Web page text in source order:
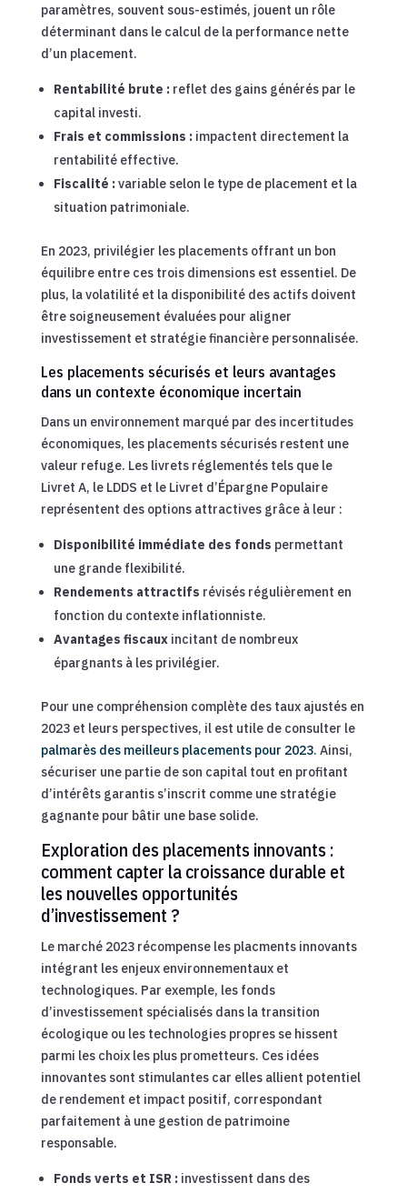
paramètres, souvent sous-estimés, jouent un rôle
déterminant dans le calcul de la performance nette
d’un placement.
Rentabilité brute :reflet des gains générés par le
capital investi.
Frais et commissions :impactent directement la
rentabilité effective.
Fiscalité :variable selon le type de placement et la
situation patrimoniale.
En 2023, privilégier les placements offrant un bon
équilibre entre ces trois dimensions est essentiel. De
plus, la volatilité et la disponibilité des actifs doivent
être soigneusement évaluées pour aligner
investissement et stratégie financière personnalisée.
Les placements sécurisés et leurs avantages
dans un contexte économique incertain
Dans un environnement marqué par des incertitudes
économiques, les placements sécurisés restent une
valeur refuge. Les livrets réglementés tels que le
Livret A, le LDDS et le Livret d’Épargne Populaire
représentent des options attractives grâce à leur :
Disponibilité immédiate des fonds permettant
une grande flexibilité.
Rendements attractifs révisés régulièrement en
fonction du contexte inflationniste.
Avantages fiscauxincitant de nombreux
épargnants à les privilégier.
Pour une compréhension complète des taux ajustés en
2023 et leurs perspectives, il est utile de consulter le
palmarès des meilleurs placements pour 2023. Ainsi,
sécuriser une partie de son capital tout en profitant
d’intérêts garantis s’inscrit comme une stratégie
gagnante pour bâtir une base solide.
Exploration des placements innovants :
comment capter la croissance durable et
les nouvelles opportunités
d’investissement ?
Le marché 2023 récompense les placments innovants
intégrant les enjeux environnementaux et
technologiques. Par exemple, les fonds
d’investissement spécialisés dans la transition
écologique ou les technologies propres se hissent
parmi les choix les plus prometteurs. Ces idées
innovantes sont stimulantes car elles allient potentiel
de rendement et impact positif, correspondant
parfaitement à une gestion de patrimoine
responsable.
Fonds verts et ISR :investissent dans des